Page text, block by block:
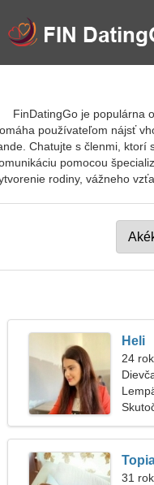
FinDatingGo je populárna
používateľom nájsť
Chatujte s členmi, ktorí
pomocou
rodiny, vážneho
Heli
24
31